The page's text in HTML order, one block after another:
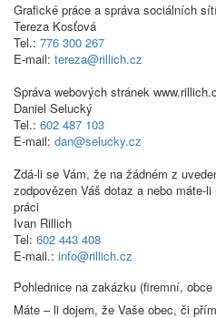
Grafické práce a správa sociálních
Tereza Kosťová
Tel.: 776 300 267
E-mail: tereza@rillich.cz
Správa webových stránek
Daniel Selucký
Tel.: 602 487 103
E-mail: dan@selucky.cz
Zdá-li se Vám, že na žádném z
zodpovězen Váš dotaz a nebo máte-
práci
Ivan Rillich
Tel: 602 443 408
E-mail.: info@rillich.cz
Pohlednice na zakázku (firemní,
Máte – li dojem, že Vaše obec, či